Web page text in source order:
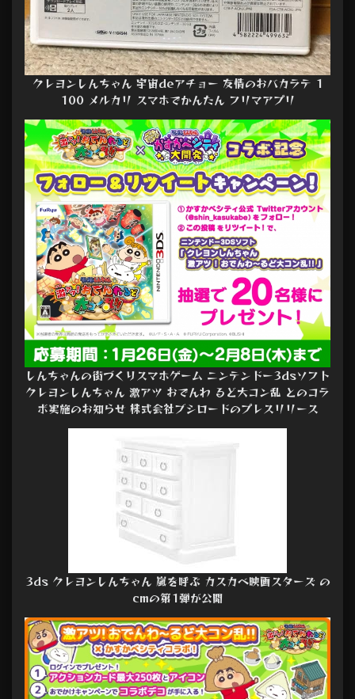
クレヨンしんちゃん 宇宙deアチョー 友情のおバカラテ 1
100 メルカリ スマホでかんたん フリマアプリ
しんちゃんの街づくりスマホゲーム ニンテンドー3dsソフト
クレヨンしんちゃん 激アツ おでんわ るど大コン乱 とのコラ
ボ実施のお知らせ 株式会社ブシロードのプレスリリース
3ds クレヨンしんちゃん 嵐を呼ぶ カスカベ映画スターズ の
cmの第1弾が公開